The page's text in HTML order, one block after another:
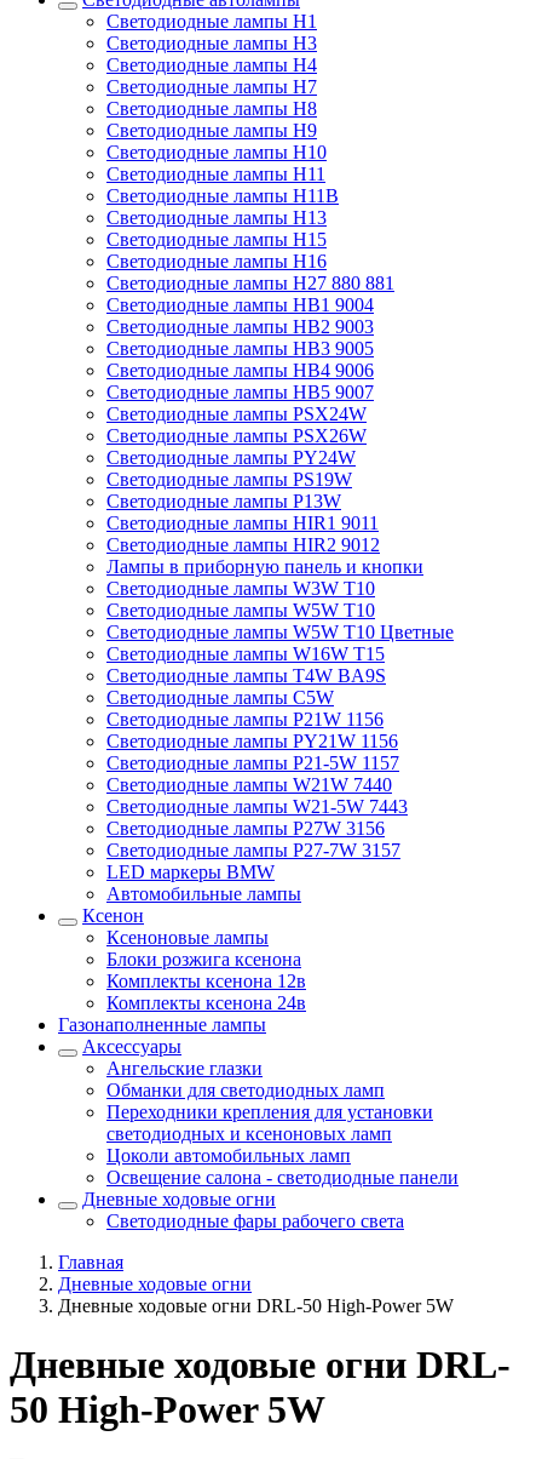
Светодиодные лампы H1
Светодиодные лампы H3
Светодиодные лампы H4
Светодиодные лампы H7
Светодиодные лампы H8
Светодиодные лампы H9
Светодиодные лампы H10
Светодиодные лампы H11
Светодиодные лампы H11B
Светодиодные лампы H13
Светодиодные лампы H15
Светодиодные лампы H16
Светодиодные лампы H27 880 881
Светодиодные лампы HB1 9004
Светодиодные лампы HB2 9003
Светодиодные лампы HB3 9005
Светодиодные лампы HB4 9006
Светодиодные лампы HB5 9007
Светодиодные лампы PSX24W
Светодиодные лампы PSX26W
Светодиодные лампы PY24W
Светодиодные лампы PS19W
Светодиодные лампы P13W
Светодиодные лампы HIR1 9011
Светодиодные лампы HIR2 9012
Лампы в приборную панель и кнопки
Светодиодные лампы W3W T10
Светодиодные лампы W5W T10
Светодиодные лампы W5W T10 Цветные
Светодиодные лампы W16W T15
Светодиодные лампы T4W BA9S
Светодиодные лампы C5W
Светодиодные лампы P21W 1156
Светодиодные лампы PY21W 1156
Светодиодные лампы P21-5W 1157
Светодиодные лампы W21W 7440
Светодиодные лампы W21-5W 7443
Светодиодные лампы P27W 3156
Светодиодные лампы P27-7W 3157
LED маркеры BMW
Автомобильные лампы
Ксенон
Ксеноновые лампы
Блоки розжига ксенона
Комплекты ксенона 12в
Комплекты ксенона 24в
Газонаполненные лампы
Аксессуары
Ангельские глазки
Обманки для светодиодных ламп
Переходники крепления для установки
светодиодных и ксеноновых ламп
Цоколи автомобильных ламп
Освещение салона - светодиодные панели
Дневные ходовые огни
Светодиодные фары рабочего света
Главная
Дневные ходовые огни
Дневные ходовые огни DRL-50 High-Power 5W
Дневные ходовые огни DRL-
50 High-Power 5W